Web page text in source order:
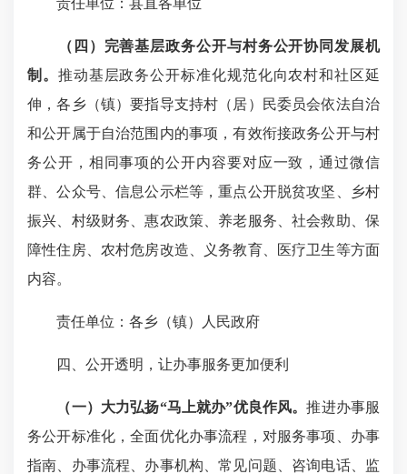
责任单位：县直各单位
（四）完善基层政务公开与村务公开协同发展机
制。 推动基层政务公开标准化规范化向农村和社区延
伸，各乡（镇）要指导支持村（居）民委员会依法自治
和公开属于自治范围内的事项，有效衔接政务公开与村
务公开，相同事项的公开内容要对应一致，通过微信
群、公众号、信息公示栏等，重点公开脱贫攻坚、乡村
振兴、村级财务、惠农政策、养老服务、社会救助、保
障性住房、农村危房改造、义务教育、医疗卫生等方面
内容。
责任单位：各乡（镇）人民政府
四、公开透明，让办事服务更加便利
（一）大力弘扬“马上就办”优良作风。推进办事服
务公开标准化，全面优化办事流程，对服务事项、办事
指南、办事流程、办事机构、常见问题、咨询电话、监